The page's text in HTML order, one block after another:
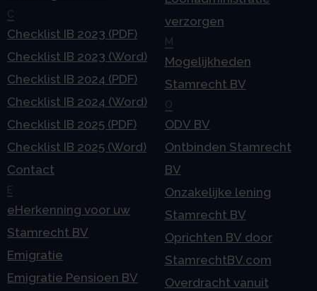
C
Checklist IB 2023 (PDF)
Checklist IB 2023 (Word)
Checklist IB 2024 (PDF)
Checklist IB 2024 (Word)
Checklist IB 2025 (PDF)
Checklist IB 2025 (Word)
Contact
E
eHerkenning voor uw
Stamrecht BV
Emigratie
Emigratie Pensioen BV
verzorgen
M
Mogelijkheden
Stamrecht BV
O
ODV BV
Ontbinden Stamrecht
BV
Onzakelijke lening
Stamrecht BV
Oprichten BV door
StamrechtBV.com
Overdracht vanuit